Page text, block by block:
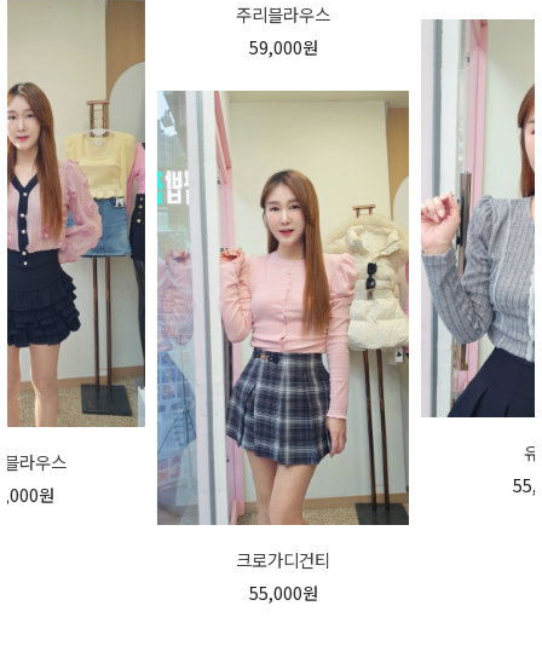
주리블라우스
유나티
55,000원